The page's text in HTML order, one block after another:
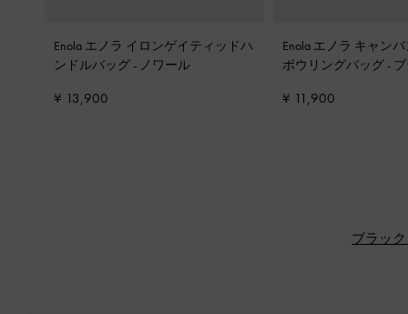
Enola エノラ イロンゲイティッドハ
ンドルバッグ - ノワール
¥ 13,900
Enola エノラ キャン
ボウリングバッグ -
¥ 11,900
ブラッ